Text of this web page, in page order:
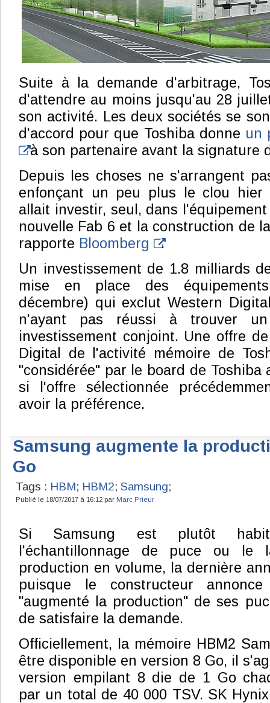
Suite à la demande d'arbitrage,
d'attendre au moins jusqu'au 28
son activité. Les deux sociétés se
d'accord pour que Toshiba donne un
à son partenaire avant la signature
Depuis les choses ne s'arrangent
enfonçant un peu plus le clou hier
allait investir, seul, dans
nouvelle Fab 6 et la construction de
rapporte Bloomberg
.
Un investissement de 1.8 milliards
mise en place des
décembre) qui exclut Western
n'ayant pas réussi à trouver
investissement conjoint. Une offre
Digital de l'activité mémoire de
"considérée" par le board de Toshiba
si l'offre sélectionnée
avoir la préférence.
Samsung augmente la
Go
Tags : HBM; HBM2; Samsung;
Publié le 18/07/2017 à 16:12 par Marc Prieur
Si Samsung est plutôt
l'échantillonnage de puce ou le
production en volume, la dernière
puisque le constructeur
"augmenté la production" de ses
de satisfaire la demande.
Officiellement, la mémoire HBM2
être disponible en version 8 Go, il
version empilant 8 die de 1 Go
par un total de 40 000 TSV. SK